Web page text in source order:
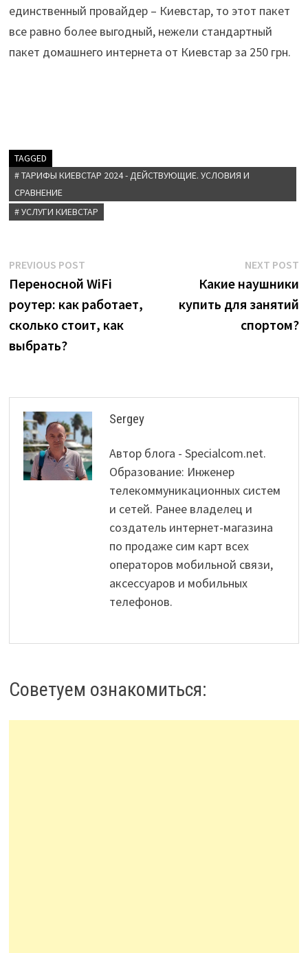
единственный провайдер – Киевстар, то этот пакет
все равно более выгодный, нежели стандартный
пакет домашнего интернета от Киевстар за 250 грн.
TAGGED
# ТАРИФЫ КИЕВСТАР 2024 - ДЕЙСТВУЮЩИЕ. УСЛОВИЯ И
СРАВНЕНИЕ
# УСЛУГИ КИЕВСТАР
Post
navigation
PREVIOUS POSTPrevious
post:
Переносной WiFi
роутер: как работает,
сколько стоит, как
выбрать?
NEXT POST
Какие наушники
купить для занятий
спортом?
Sergey
Автор блога - Specialcom.net.
Образование: Инженер
телекоммуникационных систем
и сетей. Ранее владелец и
создатель интернет-магазина
по продаже сим карт всех
операторов мобильной связи,
аксессуаров и мобильных
телефонов.
Советуем ознакомиться: